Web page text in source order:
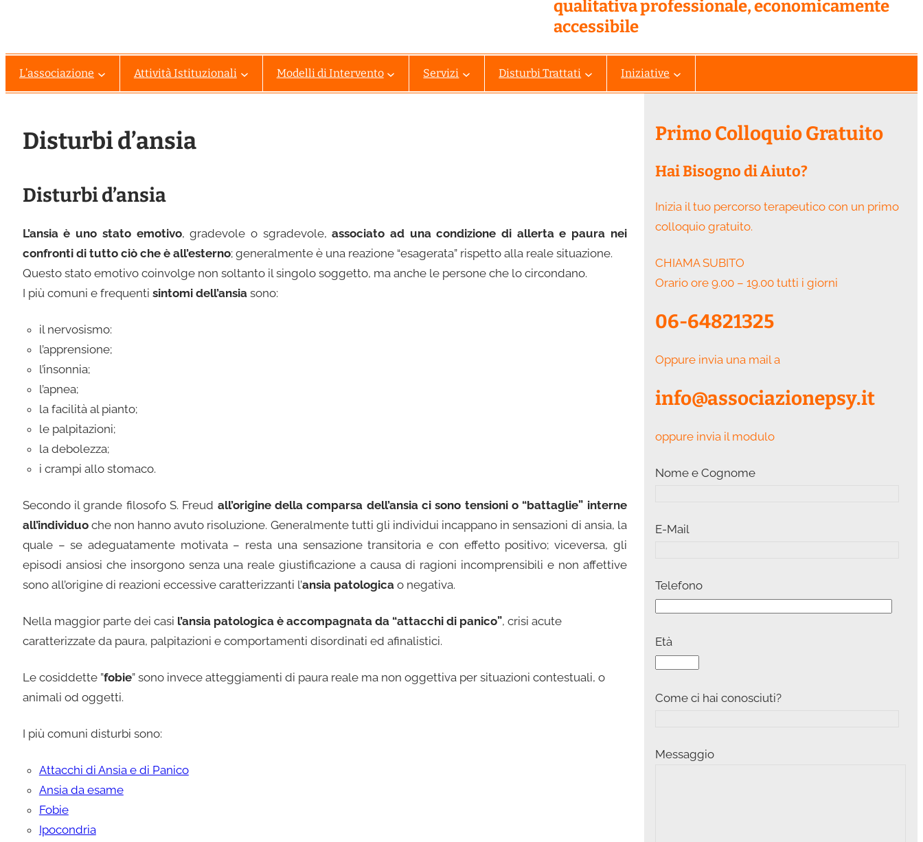
qualitativa professionale, economicamente
accessibile
L’associazione Attività Istituzionali Modelli di Intervento Servizi Disturbi Trattati Iniziative
Disturbi d’ansia
Disturbi d’ansia
L’ansia è uno stato emotivo, gradevole o sgradevole,associato ad una condizione di allerta e paura nei
confronti di tutto ciò che è all’esterno; generalmente è una reazione “esagerata” rispetto alla reale situazione.
Questo stato emotivo coinvolge non soltanto il singolo soggetto, ma anche le persone che lo circondano.
I più comuni e frequenti sintomi dell’ansiasono:
il nervosismo:
l’apprensione;
l’insonnia;
l’apnea;
la facilità al pianto;
le palpitazioni;
la debolezza;
i crampi allo stomaco.
Secondo il grande filosofo S. Freud all’origine della comparsa dell’ansia ci sono tensioni o “battaglie” interne
all’individuoche non hanno avuto risoluzione. Generalmente tutti gli individui incappano in sensazioni di ansia, la
quale – se adeguatamente motivata – resta una sensazione transitoria e con effetto positivo; viceversa, gli
episodi ansiosi che insorgono senza una reale giustificazione a causa di ragioni incomprensibili e non affettive
sono all’origine di reazioni eccessive caratterizzanti l’ansia patologicao negativa.
Nella maggior parte dei casi l’ansia patologica è accompagnata da “attacchi di panico”, crisi acute
caratterizzate da paura, palpitazioni e comportamenti disordinati ed afinalistici.
Le cosiddette ”fobie” sono invece atteggiamenti di paura reale ma non oggettiva per situazioni contestuali, o
animali od oggetti.
I più comuni disturbi sono:
Attacchi di Ansia e di Panico
Ansia da esame
Fobie
Ipocondria
Primo Colloquio Gratuito
Hai Bisogno di Aiuto?
Inizia il tuo percorso terapeutico con un primo
colloquio gratuito.
CHIAMA SUBITO
Orario ore 9.00 – 19.00 tutti i giorni
06-64821325
Oppure invia una mail a
info@associazionepsy.it
oppure invia il modulo
Nome e Cognome
E-Mail
Telefono
Età
Come ci hai conosciuti?
Messaggio